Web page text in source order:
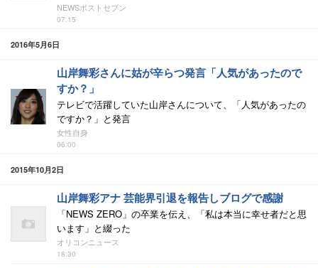
NEWSポストセブン
07:15
2016年5月6日
山岸舞彩さんに姑が辛らつ発言「人気があったので
すか？」
テレビで活躍していた山岸さんについて、「人気があったの
ですか？」と発言
女性自身
06:00
2015年10月2日
山岸舞彩アナ 芸能界引退を報告しブログで感謝
「NEWS ZERO」の卒業を伝え、「私は本当に幸せ者だと思
います」と綴った
オリコンニュース
18:30